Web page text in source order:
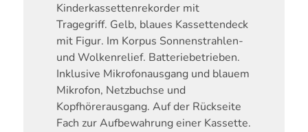
Kinderkassettenrekorder mit
Tragegriff. Gelb, blaues Kassettendeck
mit Figur. Im Korpus Sonnenstrahlen-
und Wolkenrelief. Batteriebetrieben.
Inklusive Mikrofonausgang und blauem
Mikrofon, Netzbuchse und
Kopfhörerausgang. Auf der Rückseite
Fach zur Aufbewahrung einer Kassette.